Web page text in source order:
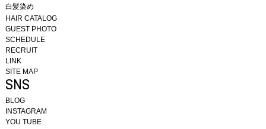
白髪染め
HAIR CATALOG
GUEST PHOTO
SCHEDULE
RECRUIT
LINK
SITE MAP
SNS
BLOG
INSTAGRAM
YOU TUBE